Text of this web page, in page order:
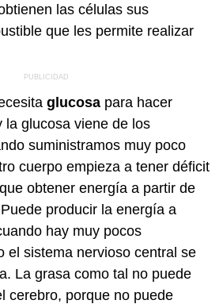
las células sus
que les permite realizar
glucosa para hacer
la glucosa viene de los
suministramos muy poco
cuerpo empieza a tener déficit
obtener energía a partir de
producir la energía a
hay muy pocos
el sistema nervioso central se
La grasa como tal no puede
cerebro, porque no puede